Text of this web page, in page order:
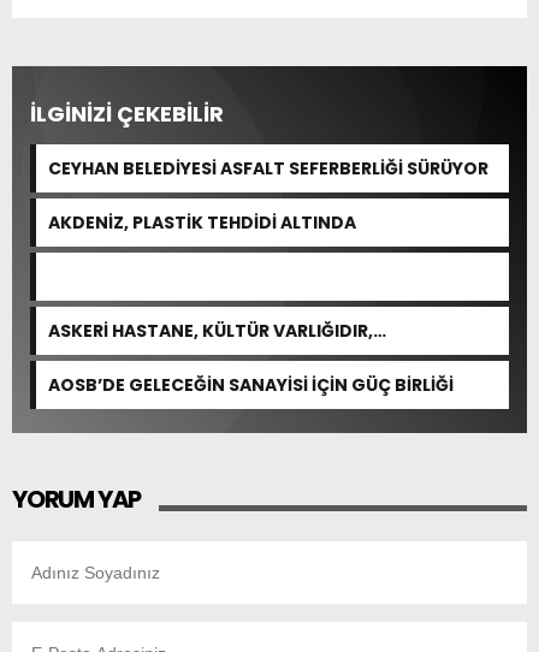
İLGİNİZİ ÇEKEBİLİR
CEYHAN BELEDİYESİ ASFALT SEFERBERLİĞİ SÜRÜYOR
AKDENİZ, PLASTİK TEHDİDİ ALTINDA
ASKERİ HASTANE, KÜLTÜR VARLIĞIDIR,
ÖZELLEŞTİRİLEMEZ!
AOSB’DE GELECEĞİN SANAYİSİ İÇİN GÜÇ BİRLİĞİ
YORUM YAP